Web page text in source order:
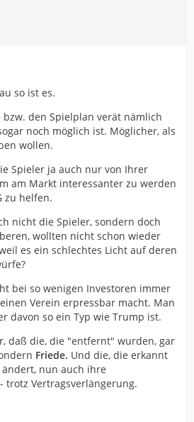
so ist es.
bzw. den Spielplan verät nämlich
noch möglich ist. Möglicher, als
wollen.
Spieler ja auch nur von Ihrer
am Markt interessanter zu werden
zu helfen.
nicht die Spieler, sondern doch
wollten nicht schon wieder
es ein schlechtes Licht auf deren
bei so wenigen Investoren immer
Verein erpressbar macht. Man
davon so ein Typ wie Trump ist.
daß die, die "entfernt" wurden, gar
Friede. Und die, die erkannt
nun auch ihre
trotz Vertragsverlängerung.